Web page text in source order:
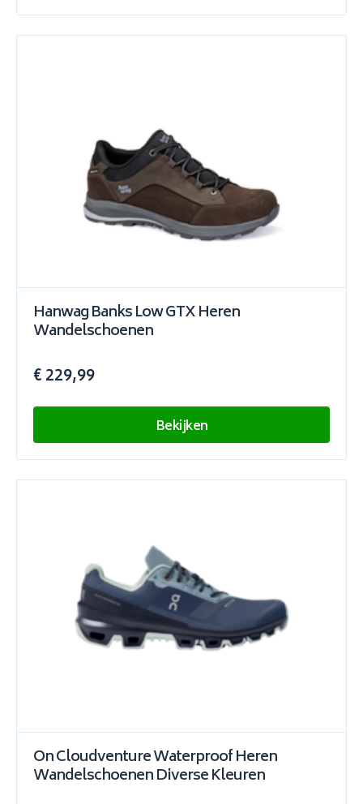
Hanwag Banks Low GTX Heren
Wandelschoenen
€ 229,99
Bekijken
On Cloudventure Waterproof Heren
Wandelschoenen Diverse Kleuren